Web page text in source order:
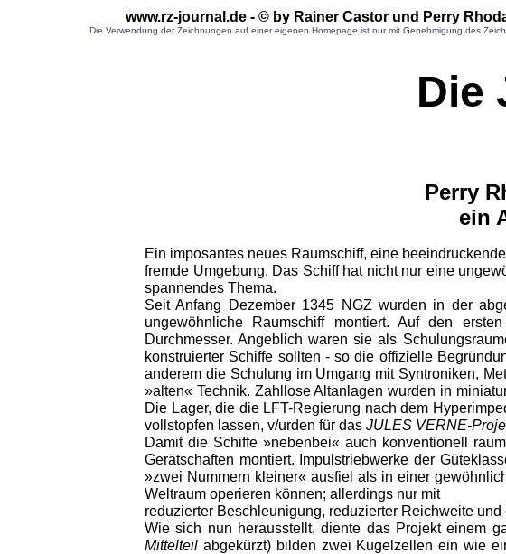
www.rz-journal.de - © by Rainer Castor und Perry
Die Verwendung der Zeichnungen auf einer eigenen Homepage ist nur mit Genehmigung des
Die
Perry
ein
Ein imposantes neues Raumschiff, eine
fremde Umgebung. Das Schiff hat nicht nur eine
spannendes Thema.
Seit Anfang Dezember 1345 NGZ wurden in der
ungewöhnliche Raumschiff montiert. Auf den
Durchmesser. Angeblich waren sie als
konstruierter Schiffe sollten - so die offizielle
anderem die Schulung im Umgang mit Syntroniken,
»alten« Technik. Zahllose Altanlagen wurden in
Die Lager, die die LFT-Regierung nach dem
vollstopfen lassen, v/urden für das JULES VERNE-
Damit die Schiffe »nebenbei« auch konventionell
Gerätschaften montiert. Impulstriebwerke der
»zwei Nummern kleiner« ausfiel als in einer
Weltraum operieren können; allerdings nur mit
reduzierter Beschleunigung, reduzierter Reichweite
Wie sich nun herausstellt, diente das Projekt einem
Mittelteil abgekürzt) bilden zwei Kugelzellen ein wie